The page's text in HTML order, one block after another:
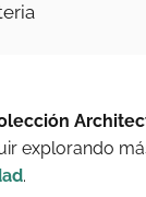
explorando
.